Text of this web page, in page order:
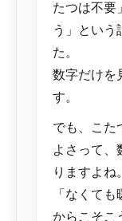
たつは不要
う」という
た。
数字だけを
す。
でも、こた
よさって、
りますよね。
「なくて
からこそこ